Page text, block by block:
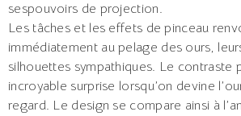
sespouvoirs de projection.
Les tâches et les effets de pinceau
immédiatement au pelage des ours,
silhouettes sympathiques. Le contraste
incroyable surprise lorsqu’on devine
regard. Le design se compare ainsi à